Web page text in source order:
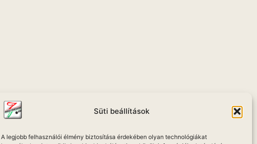
Süti beállítások
A legjobb felhasználói élmény biztosítása érdekében olyan technológiákat